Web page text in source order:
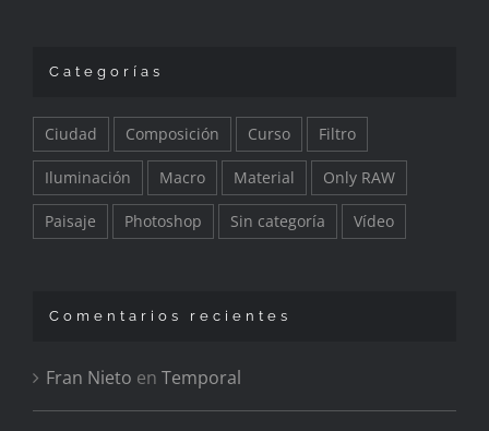
Categorías
Ciudad Composición Curso Filtro
Iluminación Macro Material Only RAW
Paisaje Photoshop Sin categoría Vídeo
Comentarios recientes
Fran Nieto en Temporal